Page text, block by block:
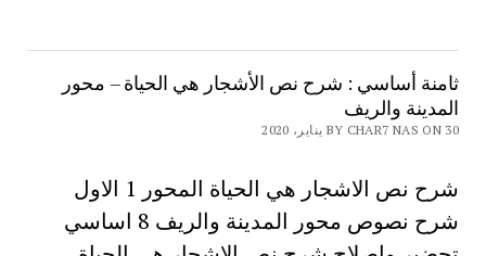
ثامنة أساسي : شرح نص الأشجار هي الحياة – محور
المدينة والريف
BY CHAR7 NAS ON 30 يناير، 2020
شرح نص الاشجار هي الحياة المحور 1 الاول
شرح نصوص محور المدينة والريف 8 اساسي